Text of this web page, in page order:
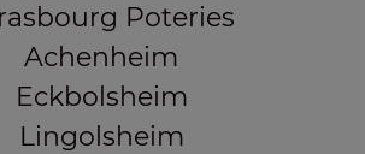
Poteries
Achenheim
Eckbolsheim
Lingolsheim